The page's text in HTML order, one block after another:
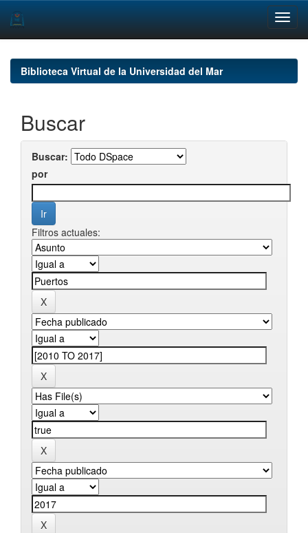
navigationBiblioteca Virtual de la Universidad del Mar
Buscar
Buscar:
por
Filtros actuales: